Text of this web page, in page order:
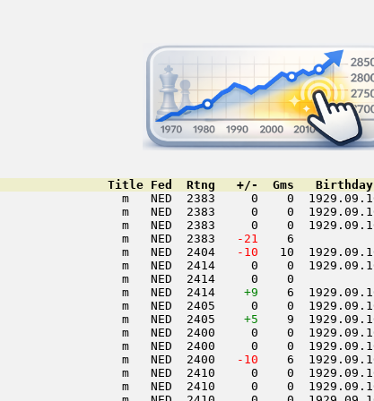
Title Fed  Rtng   +/-  Gms
m   NED  2383     0    0
m   NED  2383     0    0
m   NED  2383     0    0
m   NED  2383
-21
m   NED  2404
-10
10
m   NED  2414     0    0
m   NED  2414
m   NED  2414
+9
6
m   NED  2405     0    0
m   NED  2405
+5
9
m   NED  2400     0    0
m   NED  2400     0    0
m   NED  2400
-10
6
m   NED  2410     0    0
m   NED  2410     0    0